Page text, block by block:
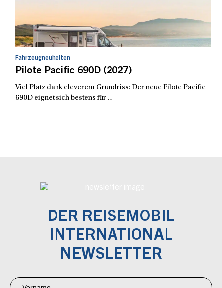
Fahrzeugneuheiten
Pilote Pacific 690D (2027)
Viel Platz dank cleverem Grundriss: Der neue Pilote Pacific
690D eignet sich bestens für ...
DER REISEMOBIL
INTERNATIONAL
NEWSLETTER
Newsletter